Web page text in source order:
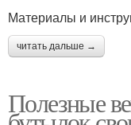
Материалы и
читать дальше →
Полезные